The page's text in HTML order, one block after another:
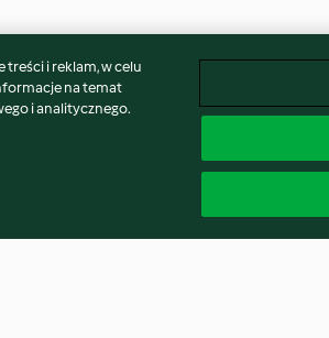
treści i reklam, w celu
na temat
i analitycznego.